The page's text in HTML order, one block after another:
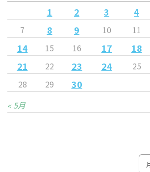
1 2 3 4
7 8 9 10 11
14
15 16 17 18
21
22 23 24 25
28 29 30
« 5月